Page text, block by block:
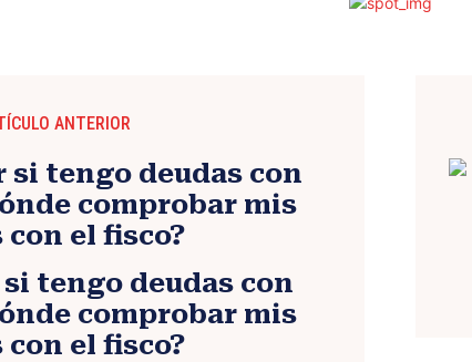
ANTERIOR
si tengo deudas con
comprobar mis
con el fisco?